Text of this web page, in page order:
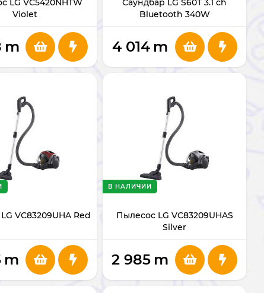
LG VC5420NHTW
Violet
m
Саундбар LG S60T 3.1 ch
Bluetooth 340W
4 014 m
VC83209UHA Red
m
Пылесос LG VC83209UHAS
Silver
В НАЛИЧИИ
2 985 m